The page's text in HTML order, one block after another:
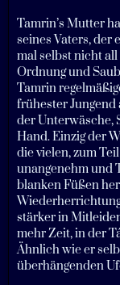
Tamrin’s Mutter
seines Vaters, der
mal selbst nicht
Ordnung und
Tamrin
frühester Jungend
der Unterwäsche,
Hand. Einzig der
die vielen, zum
unangenehm und
blanken Füßen
stärker in
mehr Zeit, in der
Ähnlich wie er
überhängenden